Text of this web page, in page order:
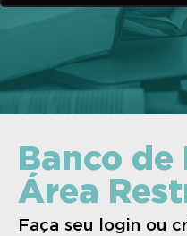
Banco
Área
Faça seu login ou